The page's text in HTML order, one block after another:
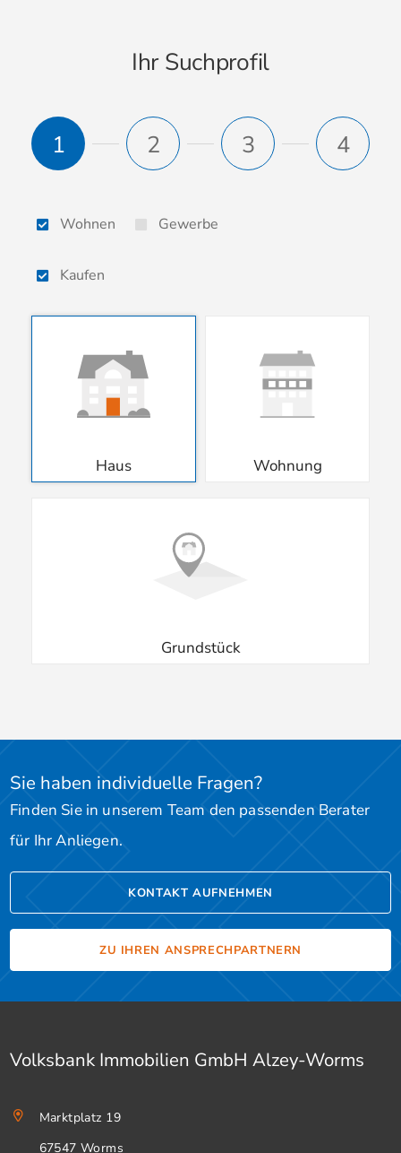
Ihr Suchprofil
1 2 3 4
Wohnen Gewerbe
Kaufen
Haus Wohnung
Grundstück
Sie haben individuelle Fragen?
Finden Sie in unserem Team den passenden Berater
für Ihr Anliegen.
KONTAKT AUFNEHMEN
ZU IHREN ANSPRECHPARTNERN
Volksbank Immobilien GmbH Alzey-Worms
Marktplatz 19
67547 Worms